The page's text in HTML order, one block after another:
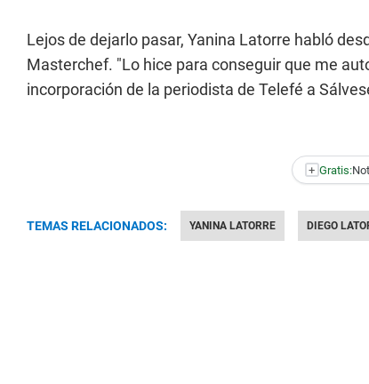
Lejos de dejarlo pasar, Yanina Latorre habló
Masterchef. "Lo hice para conseguir que me
incorporación de la periodista de Telefé a
+ Gratis:
TEMAS RELACIONADOS: YANINA LATORRE DIEGO